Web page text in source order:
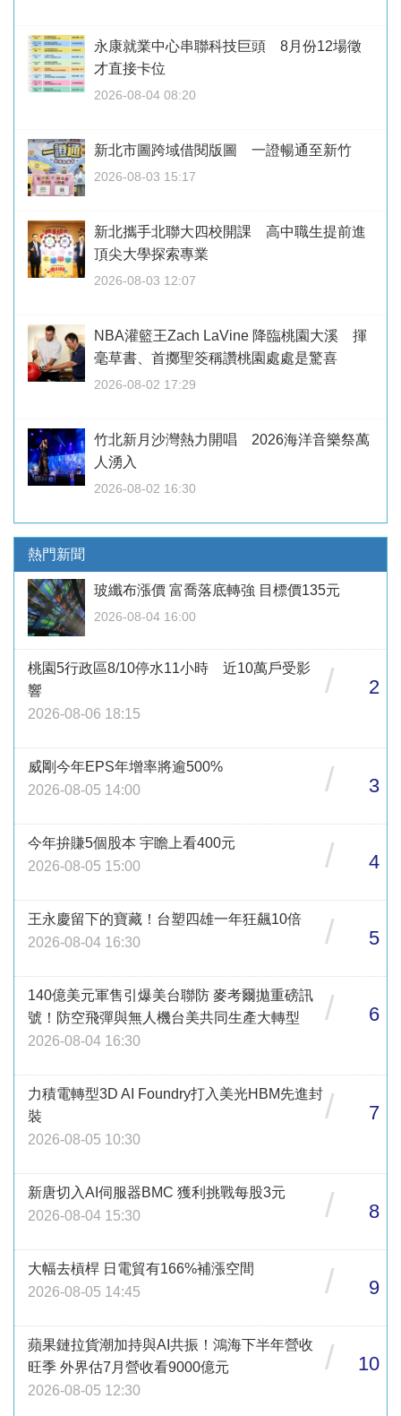
永康就業中心串聯科技巨頭 8月份12場徵
才直接卡位
2026-08-04 08:20
新北市圖跨域借閱版圖 一證暢通至新竹
2026-08-03 15:17
新北攜手北聯大四校開課 高中職生提前進
頂尖大學探索專業
2026-08-03 12:07
NBA灌籃王Zach LaVine 降臨桃園大溪 揮
毫草書、首擲聖筊稱讚桃園處處是驚喜
2026-08-02 17:29
竹北新月沙灣熱力開唱 2026海洋音樂祭萬
人湧入
2026-08-02 16:30
熱門新聞
玻纖布漲價 富喬落底轉強 目標價135元
2026-08-04 16:00
桃園5行政區8/10停水11小時 近10萬戶受影
響
2026-08-06 18:15
/ 2
威剛今年EPS年增率將逾500%
2026-08-05 14:00
/ 3
今年拚賺5個股本 宇瞻上看400元
2026-08-05 15:00
/ 4
王永慶留下的寶藏！台塑四雄一年狂飆10倍
2026-08-04 16:30
/ 5
140億美元軍售引爆美台聯防 麥考爾拋重磅訊
號！防空飛彈與無人機台美共同生產大轉型
2026-08-04 16:30
/ 6
力積電轉型3D AI Foundry打入美光HBM先進封
裝
2026-08-05 10:30
/ 7
新唐切入AI伺服器BMC 獲利挑戰每股3元
2026-08-04 15:30
/ 8
大幅去槓桿 日電貿有166%補漲空間
2026-08-05 14:45
/ 9
蘋果鏈拉貨潮加持與AI共振！鴻海下半年營收
旺季 外界估7月營收看9000億元
2026-08-05 12:30
/ 10